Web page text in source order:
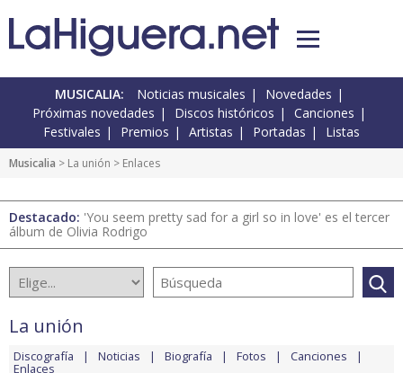
MUSICALIA: Noticias musicales
Novedades
Próximas novedades
Discos históricos
Canciones
Festivales
Premios Artistas Portadas Listas
Musicalia > La unión > Enlaces
Destacado: 'You seem pretty sad for a girl so in love' es el tercer
álbum de Olivia Rodrigo
La unión
Discografía Noticias Biografía Fotos Canciones
Enlaces